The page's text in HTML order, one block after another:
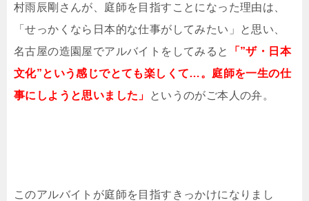
村雨辰剛さんが、庭師を目指すことになった理由は、
「せっかくなら日本的な仕事がしてみたい」と思い、
名古屋の造園屋でアルバイトをしてみると
「”ザ・日本
文化”という感じでとても楽しくて…。庭師を一生の仕
事にしようと思いました」
というのがご本人の弁。
このアルバイトが庭師を目指すきっかけになりまし